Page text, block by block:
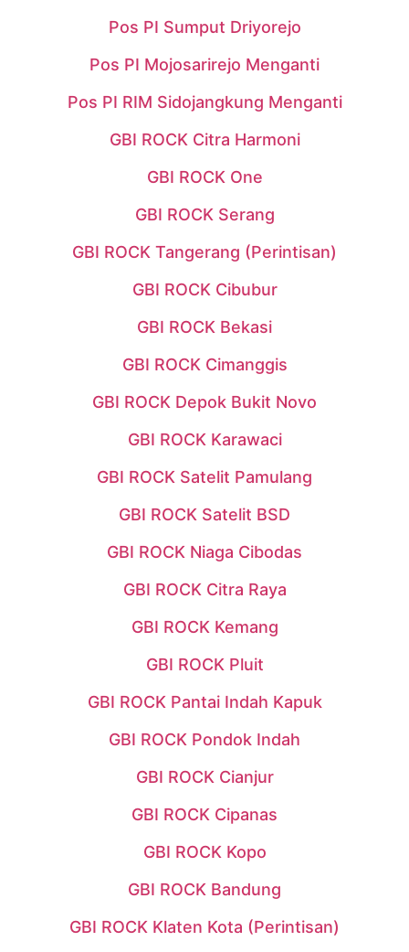
Pos PI Sumput Driyorejo
Pos PI Mojosarirejo Menganti
Pos PI RIM Sidojangkung Menganti
GBI ROCK Citra Harmoni
GBI ROCK One
GBI ROCK Serang
GBI ROCK Tangerang (Perintisan)
GBI ROCK Cibubur
GBI ROCK Bekasi
GBI ROCK Cimanggis
GBI ROCK Depok Bukit Novo
GBI ROCK Karawaci
GBI ROCK Satelit Pamulang
GBI ROCK Satelit BSD
GBI ROCK Niaga Cibodas
GBI ROCK Citra Raya
GBI ROCK Kemang
GBI ROCK Pluit
GBI ROCK Pantai Indah Kapuk
GBI ROCK Pondok Indah
GBI ROCK Cianjur
GBI ROCK Cipanas
GBI ROCK Kopo
GBI ROCK Bandung
GBI ROCK Klaten Kota (Perintisan)